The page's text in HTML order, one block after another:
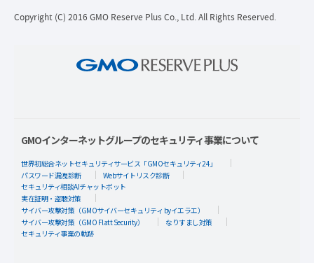
Copyright (C) 2016 GMO Reserve Plus Co., Ltd. All Rights Reserved.
GMOインターネットグループのセキュリティ事業について
世界初総合ネットセキュリティサービス「GMOセキュリティ24」
パスワード漏洩診断
Webサイトリスク診断
セキュリティ相談AIチャットボット
実在証明・盗聴対策
サイバー攻撃対策（GMOサイバーセキュリティ byイエラエ）
サイバー攻撃対策（GMO Flatt Security）
なりすまし対策
セキュリティ事業の軌跡